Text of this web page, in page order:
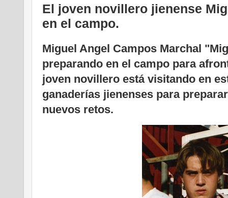
El joven novillero jienense
en el campo.
Miguel Angel Campos Marchal
preparando en el campo para
joven novillero está visitando en
ganaderías jienenses para
nuevos retos.